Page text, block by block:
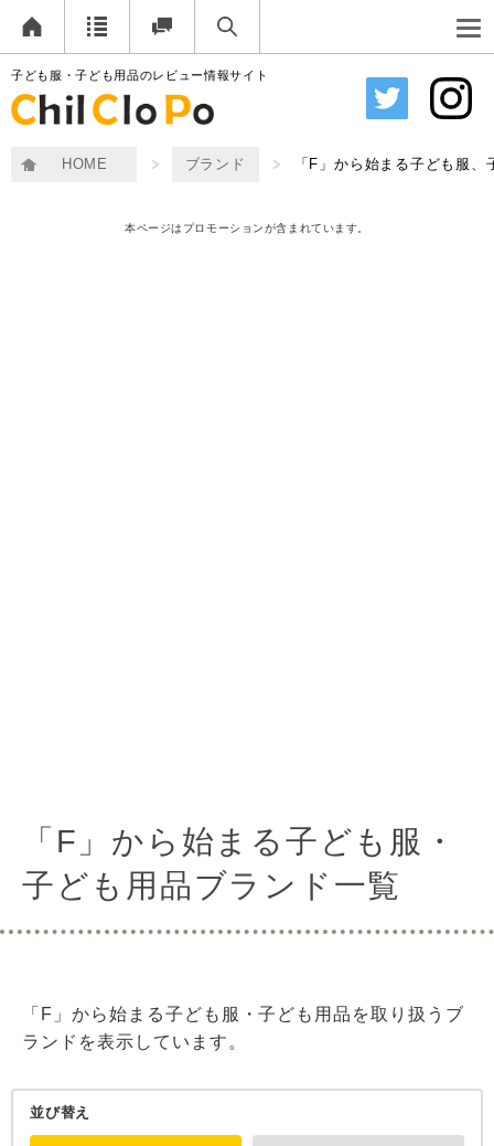
子ども服・子ども用品のレビュー情報サイト
HOME ブランド 「F」から始まる子ども服
本ページはプロモーションが含まれています。
「F」から始まる子ども服・
子ども用品ブランド一覧
「F」から始まる子ども服・子ども用品を取り扱うブ
ランドを表示しています。
並び替え